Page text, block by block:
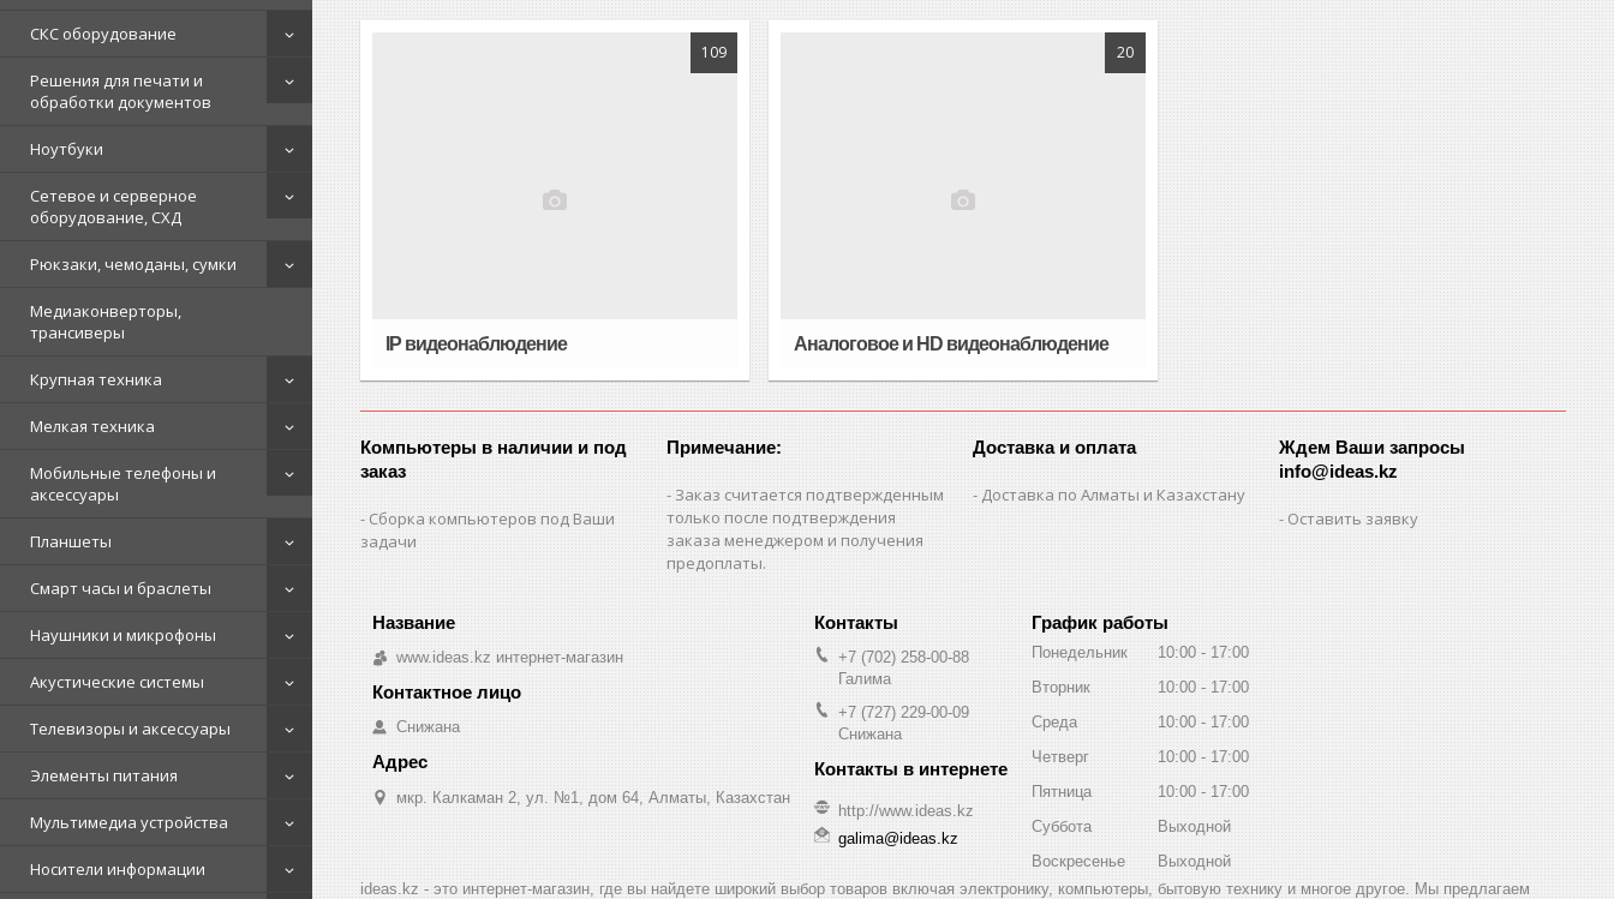
СКС оборудование
Решения для печати и
обработки документов
Ноутбуки
Сетевое и серверное
оборудование, СХД
Рюкзаки, чемоданы, сумки
Медиаконверторы,
трансиверы
Крупная техника
Мелкая техника
Мобильные телефоны и
аксессуары
Планшеты
Смарт часы и браслеты
Наушники и микрофоны
Акустические системы
Телевизоры и аксессуары
Элементы питания
Мультимедиа устройства
Носители информации
109
IP видеонаблюдение
20
Аналоговое и HD видеонаблюдение
Компьютеры в наличии и под
заказ
Сборка компьютеров под Ваши
задачи
Примечание:
Заказ считается подтвержденным
только после подтверждения
заказа менеджером и получения
предоплаты.
Доставка и оплата
Доставка по Алматы и Казахстану
Ждем Ваши запросы
info@ideas.kz
Оставить заявку
www.ideas.kz интернет-магазин
Снижана
мкр. Калкаман 2, ул. №1, дом 64, Алматы, Казахстан
+7 (702) 258-00-88
Галима
+7 (727) 229-00-09
Снижана
http://www.ideas.kz
galima@ideas.kz
График работы
Понедельник 10:00
17:00
Вторник
10:00
17:00
Среда
10:00
17:00
Четверг
10:00
17:00
Пятница
10:00
17:00
Суббота
Выходной
Воскресенье
Выходной
ideas.kz - это интернет-магазин, где вы найдете широкий выбор товаров включая электронику, компьютеры, бытовую технику и многое другое. Мы предлагаем